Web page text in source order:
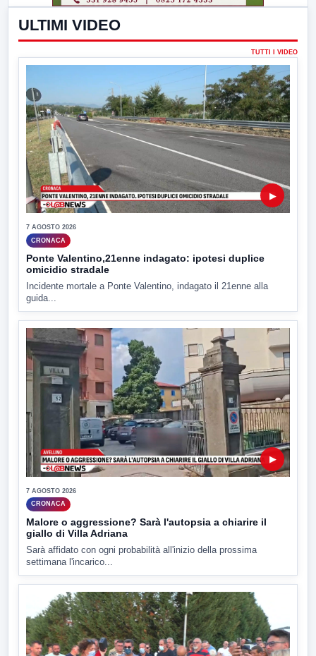
ULTIMI VIDEO
TUTTI I VIDEO
▶
7 AGOSTO 2026
CRONACA
Ponte Valentino,21enne indagato: ipotesi duplice
omicidio stradale
Incidente mortale a Ponte Valentino, indagato il 21enne alla
guida...
▶
7 AGOSTO 2026
CRONACA
Malore o aggressione? Sarà l'autopsia a chiarire il
giallo di Villa Adriana
Sarà affidato con ogni probabilità all'inizio della prossima
settimana l'incarico...